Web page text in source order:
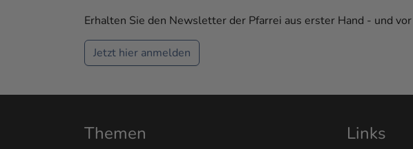
Erhalten Sie den Newsletter der Pfarrei aus erster Hand - und
Jetzt hier anmelden
Themen Links